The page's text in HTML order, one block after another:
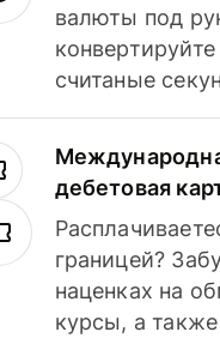
валюты под
конвертируйте
считаные
дебетовая
границей?
наценках на
курсы, а